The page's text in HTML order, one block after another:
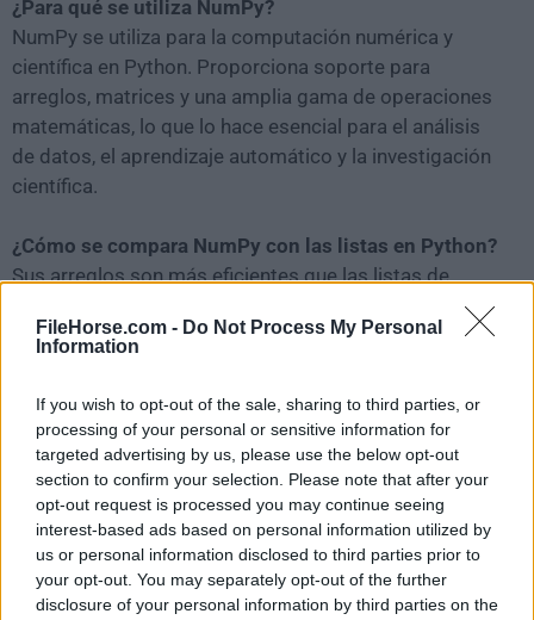
FileHorse.com - Do Not Process My Personal
Information
If you wish to opt-out of the sale, sharing to third parties, or
processing of your personal or sensitive information for
targeted advertising by us, please use the below opt-out
section to confirm your selection. Please note that after your
opt-out request is processed you may continue seeing
interest-based ads based on personal information utilized by
us or personal information disclosed to third parties prior to
your opt-out. You may separately opt-out of the further
disclosure of your personal information by third parties on the
¿Para qué se utiliza NumPy?
NumPy se utiliza para la computación numérica y
científica en Python. Proporciona soporte para
arreglos, matrices y una amplia gama de operaciones
matemáticas, lo que lo hace esencial para el análisis
de datos, el aprendizaje automático y la investigación
científica.
¿Cómo se compara NumPy con las listas en Python?
Sus arreglos son más eficientes que las listas de
tipos de datos fijos y gestión de memoria. Las listas
numéricos.
¿Puedo instalar NumPy en diferentes sistemas
operativos?
Sí, el programa es compatible con Windows, macOS y
Linux. Puedes instalarlo usando pip en cualquiera de
estas plataformas.